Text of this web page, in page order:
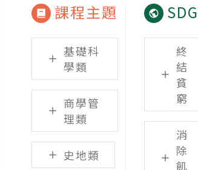
課程主題
基礎科
學類
商學管
理類
史地類
終
結
貧
窮
消
除
飢